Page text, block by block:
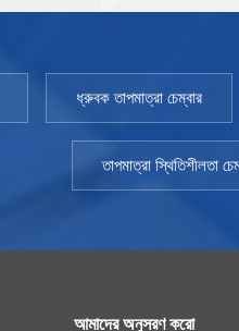
তাপমাত্রা
ধ্রুবক তাপমাত্রা চেম্বার
তাপমাত্রা স্থিতিশীলতা
আমাদের অনুসরণ করো